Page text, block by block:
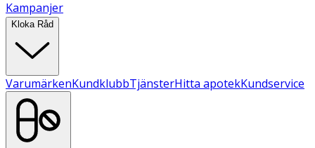
Kampanjer
Kloka Råd
VarumärkenKundklubbTjänsterHitta apotekKundservice